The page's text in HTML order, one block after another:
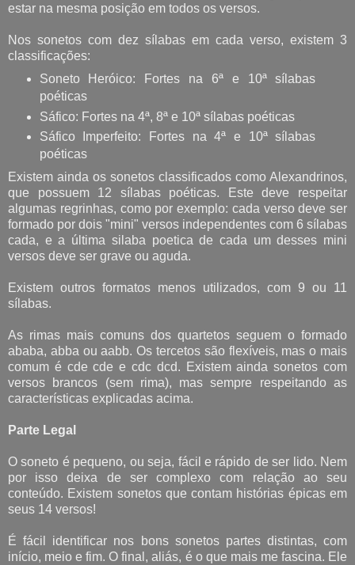
estar na mesma posição em todos os versos.
Nos sonetos com dez sílabas em cada verso, existem 3
classificações:
Soneto Heróico: Fortes na 6ª e 10ª sílabas
poéticas
Sáfico: Fortes na 4ª, 8ª e 10ª sílabas poéticas
Sáfico Imperfeito: Fortes na 4ª e 10ª sílabas
poéticas
Existem ainda os sonetos classificados como Alexandrinos,
que possuem 12 sílabas poéticas. Este deve respeitar
algumas regrinhas, como por exemplo: cada verso deve ser
formado por dois "mini" versos independentes com 6 sílabas
cada, e a última silaba poetica de cada um desses mini
versos deve ser grave ou aguda.
Existem outros formatos menos utilizados, com 9 ou 11
sílabas.
As rimas mais comuns dos quartetos seguem o formado
ababa, abba ou aabb. Os tercetos são flexíveis, mas o mais
comum é cde cde e cdc dcd. Existem ainda sonetos com
versos brancos (sem rima), mas sempre respeitando as
características explicadas acima.
Parte Legal
O soneto é pequeno, ou seja, fácil e rápido de ser lido. Nem
por isso deixa de ser complexo com relação ao seu
conteúdo. Existem sonetos que contam histórias épicas em
seus 14 versos!
É fácil identificar nos bons sonetos partes distintas, com
início, meio e fim. O final, aliás, é o que mais me fascina. Ele